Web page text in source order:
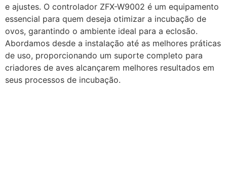
e ajustes. O controlador ZFX-W9002 é um equipamento
essencial para quem deseja otimizar a incubação de
ovos, garantindo o ambiente ideal para a eclosão.
Abordamos desde a instalação até as melhores práticas
de uso, proporcionando um suporte completo para
criadores de aves alcançarem melhores resultados em
seus processos de incubação.